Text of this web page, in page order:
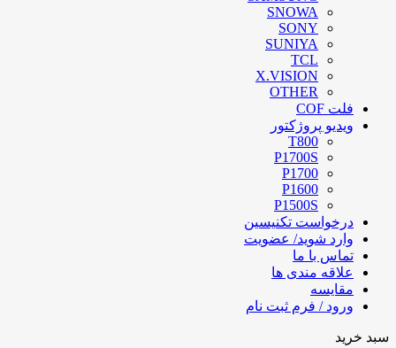
SNOWA
SONY
SUNIYA
TCL
X.VISION
OTHER
فلت COF
ویدیو پروژکتور
T800
P1700S
P1700
P1600
P1500S
درخواست تکنیسین
وارد شوید/ عضویت
تماس با ما
علاقه مندی ها
مقایسه
ورود / فرم ثبت نام
سبد خرید